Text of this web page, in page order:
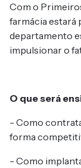
Com o
farmácia estará
departamento
impulsionar o
O que será
- Como
forma
- Como